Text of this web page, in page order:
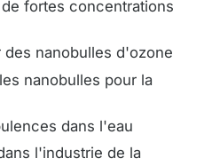
fortes concentrations
nanobulles d'ozone
nanobulles pour la
dans l'eau
l'industrie de la